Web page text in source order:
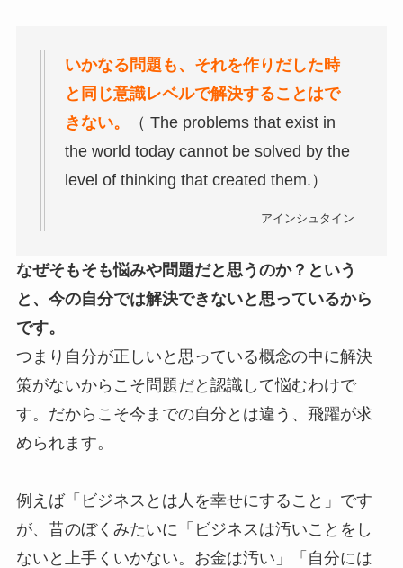
いかなる問題も、それを作りだした時
と同じ意識レベルで解決することはで
きない。
（ The problems that exist in
the world today cannot be solved by the
level of thinking that created them.）
アインシュタイン
なぜそもそも悩みや問題だと思うのか？という
と、今の自分では解決できないと思っているから
です。
つまり自分が正しいと思っている概念の中に解決
策がないからこそ問題だと認識して悩むわけで
す。だからこそ今までの自分とは違う、飛躍が求
められます。
例えば「ビジネスとは人を幸せにすること」です
が、昔のぼくみたいに「ビジネスは汚いことをし
ないと上手くいかない。お金は汚い」「自分には